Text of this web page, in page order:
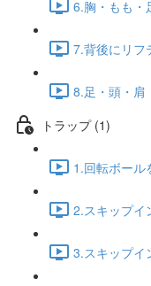
6.胸・もも・
7.背後にリフ
8.足・頭・肩
トラップ (1)
1.回転ボール
2.スキップイ
3.スキップイ